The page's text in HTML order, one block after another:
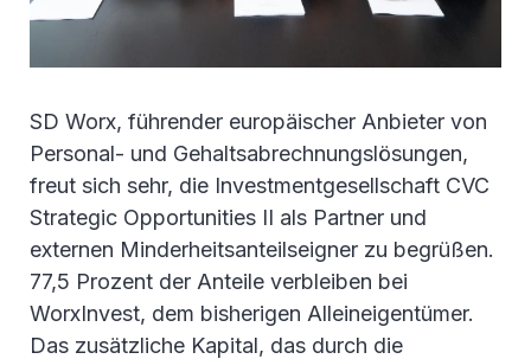
SD Worx, führender europäischer Anbieter von
Personal- und Gehaltsabrechnungslösungen,
freut sich sehr, die Investmentgesellschaft CVC
Strategic Opportunities II als Partner und
externen Minderheitsanteilseigner zu begrüßen.
77,5 Prozent der Anteile verbleiben bei
WorxInvest, dem bisherigen Alleineigentümer.
Das zusätzliche Kapital, das durch die